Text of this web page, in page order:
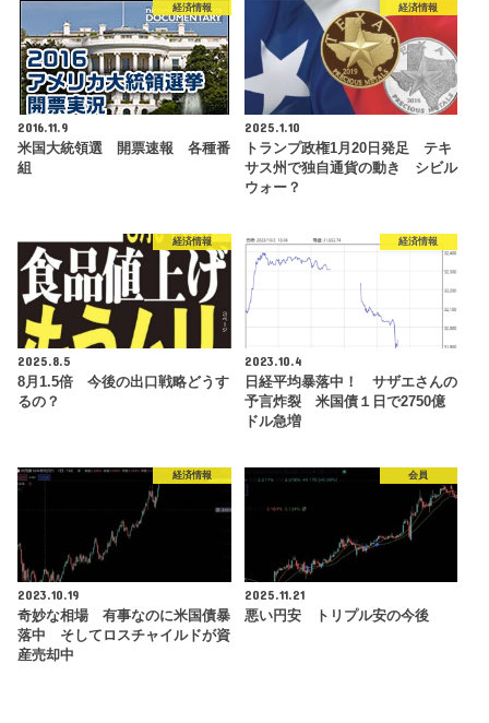
経済情報
2016.11.9
米国大統領選 開票速報 各種番
組
経済情報
2025.1.10
トランプ政権1月20日発足 テキ
サス州で独自通貨の動き シビル
ウォー？
経済情報
2025.8.5
8月1.5倍 今後の出口戦略どうす
るの？
経済情報
2023.10.4
日経平均暴落中！ サザエさんの
予言炸裂 米国債１日で2750億
ドル急増
経済情報
2023.10.19
奇妙な相場 有事なのに米国債暴
落中 そしてロスチャイルドが資
産売却中
会員
2025.11.21
悪い円安 トリプル安の今後